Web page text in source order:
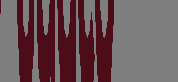
. Además, tendrás acceso a los
UDACO , donde podrás descubrir
recientes y aprovechar grandes
de
Hiper-Supermercados